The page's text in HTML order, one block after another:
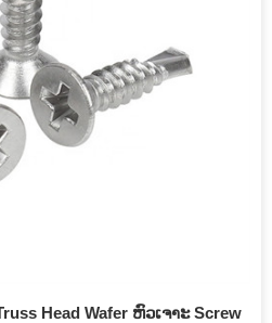
Head Wafer ຫົວເຈາະ Screw